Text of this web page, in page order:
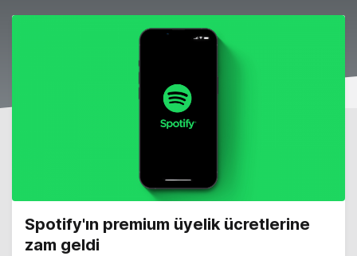
Spotify'ın premium üyelik ücretlerine
zam geldi